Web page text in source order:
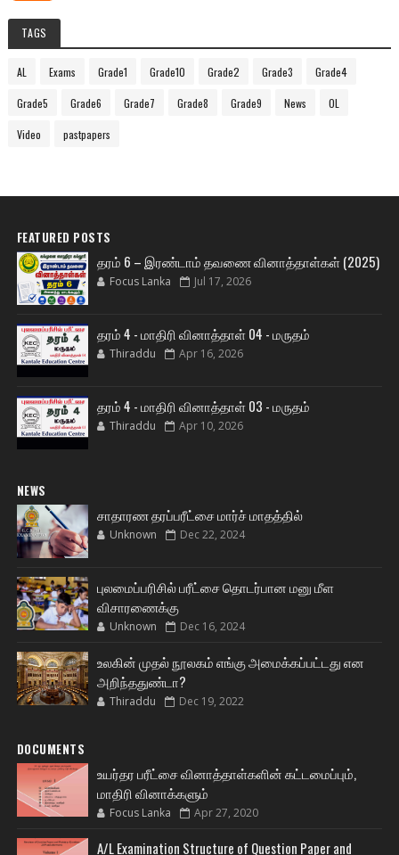
TAGS
AL Exams Grade1 Grade10 Grade2 Grade3 Grade4
Grade5 Grade6 Grade7 Grade8 Grade9 News OL
Video pastpapers
FEATURED POSTS
தரம் 6 – இரண்டாம் தவணை வினாத்தாள்கள் (2025)
Focus Lanka Jul 17, 2026
தரம் 4 - மாதிரி வினாத்தாள் 04 - மருதம்
Thiraddu Apr 16, 2026
தரம் 4 - மாதிரி வினாத்தாள் 03 - மருதம்
Thiraddu Apr 10, 2026
NEWS
சாதாரண தரப்பரீட்சை மார்ச் மாதத்தில்
Unknown Dec 22, 2024
புலமைப்பரிசில் பரீட்சை தொடர்பான மனு மீள
விசாரணைக்கு
Unknown Dec 16, 2024
உலகின் முதல் நூலகம் எங்கு அமைக்கப்பட்டது என
அறிந்ததுண்டா?
Thiraddu Dec 19, 2022
DOCUMENTS
உயர்தர பரீட்சை வினாத்தாள்களின் கட்டமைப்பும்,
மாதிரி வினாக்களும்
Focus Lanka Apr 27, 2020
A/L Examination Structure of Question Paper and